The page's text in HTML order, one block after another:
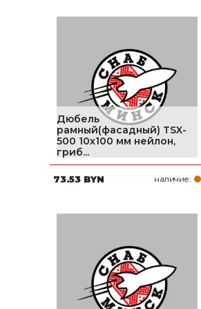
Товары для дома
Сантехника
Автомобильные товары, инструменты
Резинотехнические, асбестовые изделия, каболка
Дюбель
рамный(фасадный) TSX-
500 10х100 мм нейлон,
гриб...
73.53 BYN наличие: